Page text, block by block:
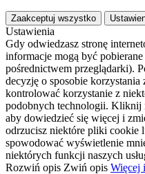
Zaakceptuj wszystko
Ustawienia
Gdy odwiedzasz stronę
informacje mogą być
pośrednictwem przeglądarki).
decyzję o sposobie korzystania
kontrolować korzystanie z
podobnych technologii. Kliknij
aby dowiedzieć się więcej i
odrzucisz niektóre pliki cookie
spowodować wyświetlenie
niektórych funkcji naszych
Rozwiń opis Zwiń opis Więcej